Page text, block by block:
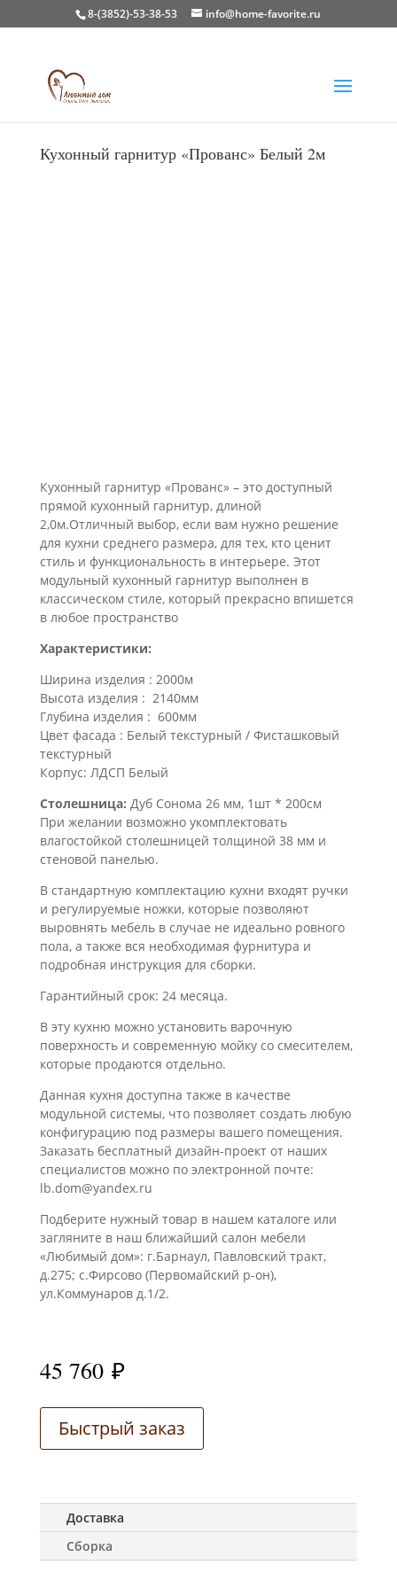
8-(3852)-53-38-53 info@home-favorite.ru
Главная/Кухни
Кухонный гарнитур «Прованс» Белый 2м
Кухонный гарнитур «Прованс» – это доступный
прямой кухонный гарнитур, длиной
2,0м.Отличный выбор, если вам нужно решение
для кухни среднего размера, для тех, кто ценит
стиль и функциональность в интерьере. Этот
модульный кухонный гарнитур выполнен в
классическом стиле, который прекрасно впишется
в любое пространство
Характеристики:
Ширина изделия : 2000м
Высота изделия : 2140мм
Глубина изделия : 600мм
Цвет фасада : Белый текстурный / Фисташковый
текстурный
Корпус: ЛДСП Белый
Столешница: Дуб Сонома 26 мм, 1шт * 200см
При желании возможно укомплектовать
влагостойкой столешницей толщиной 38 мм и
стеновой панелью.
В стандартную комплектацию кухни входят ручки
и регулируемые ножки, которые позволяют
выровнять мебель в случае не идеально ровного
пола, а также вся необходимая фурнитура и
подробная инструкция для сборки.
Гарантийный срок: 24 месяца.
В эту кухню можно установить варочную
поверхность и современную мойку со смесителем,
которые продаются отдельно.
Данная кухня доступна также в качестве
модульной системы, что позволяет создать любую
конфигурацию под размеры вашего помещения.
Заказать бесплатный дизайн-проект от наших
специалистов можно по электронной почте:
lb.dom@yandex.ru
Подберите нужный товар в нашем каталоге или
загляните в наш ближайший салон мебели
«Любимый дом»: г.Барнаул, Павловский тракт,
д.275; с.Фирсово (Первомайский р-он),
ул.Коммунаров д.1/2.
45 760 ₽
Быстрый заказ
Доставка
Сборка